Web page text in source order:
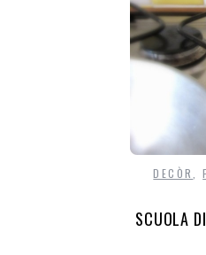
DECÒR ,
SCUOLA